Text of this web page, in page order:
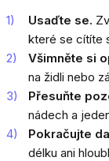
Usaďte se.
které se cítíte
Všimněte si
na židli nebo
Přesuňte
nádech a
Pokračujte
délku ani